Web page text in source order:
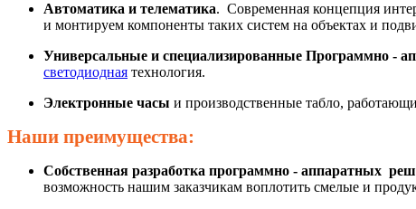
Автоматика и телематика. Современная концепция
и монтируем компоненты таких систем на объектах и
Универсальные и специализированные Программно -
светодиодная технология.
Электронные часы и производственные табло,
Наши преимущества:
Собственная разработка программно - аппаратных
возможность нашим заказчикам воплотить смелые и